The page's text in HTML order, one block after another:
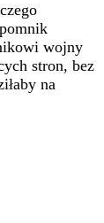
wojny
stron, bez
na